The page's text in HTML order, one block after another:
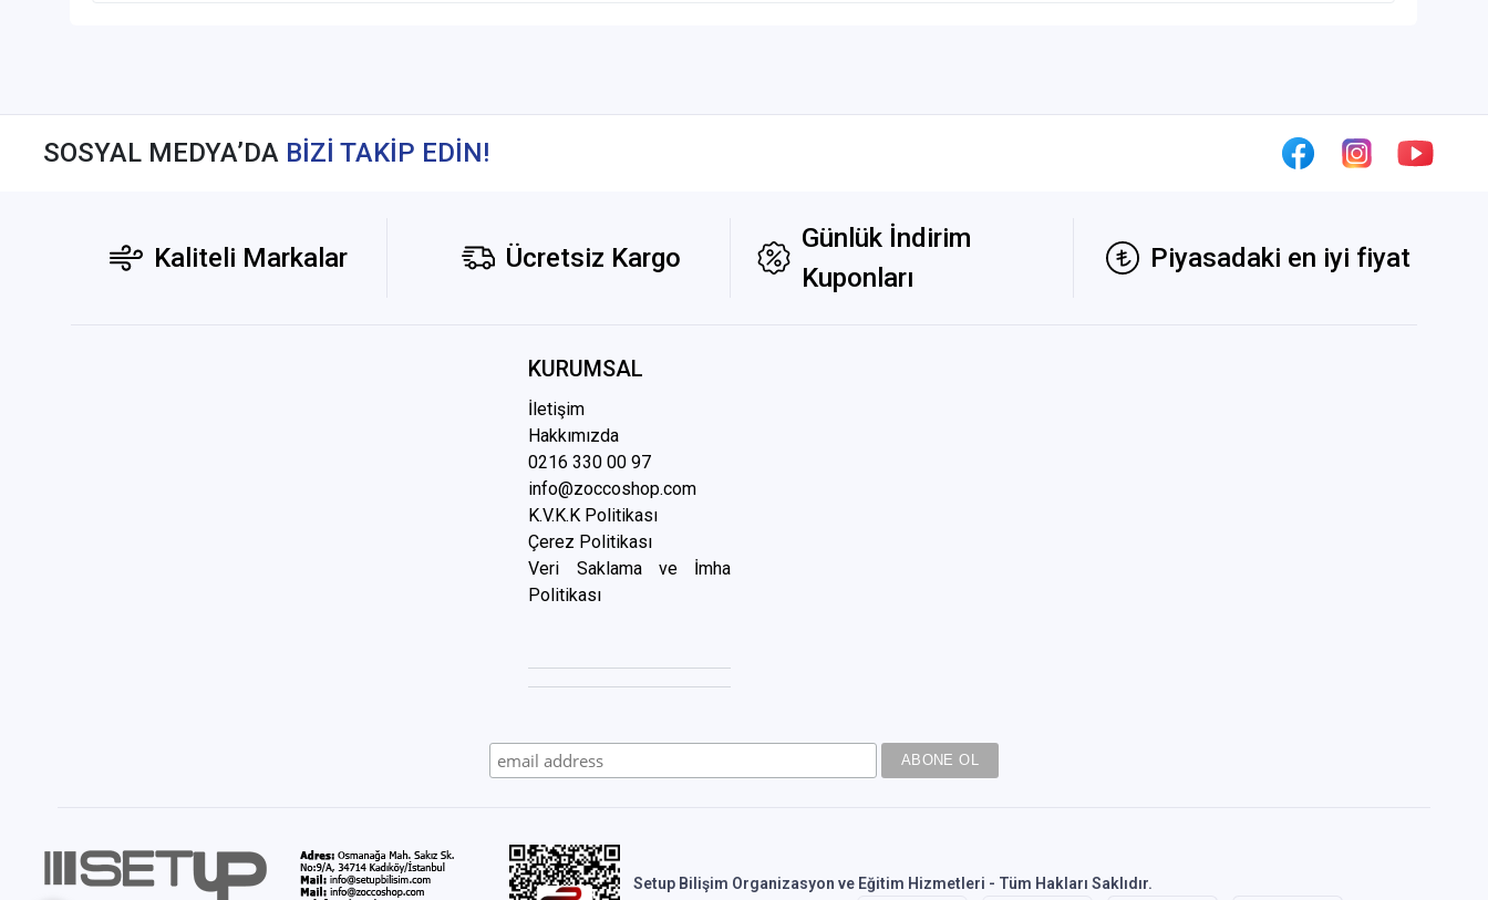
SOSYAL MEDYA’DA BİZİ TAKİP EDİN!
Kaliteli Markalar Ücretsiz Kargo
Günlük İndirim
Kuponları
Piyasadaki en iyi fiyat
KURUMSAL
İletişim
Hakkımızda
0216 330 00 97
info@zoccoshop.com
K.V.K.K Politikası
Çerez Politikası
Veri Saklama ve İmha
Politikası
Setup Bilişim Organizasyon ve Eğitim Hizmetleri - Tüm Hakları Saklıdır.